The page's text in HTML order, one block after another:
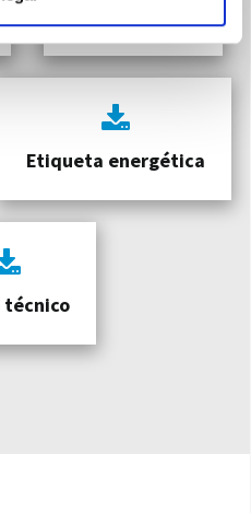
Etiqueta energética
técnico